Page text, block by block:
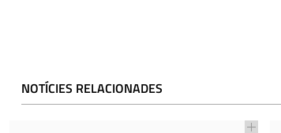
NOTÍCIES RELACIONADES